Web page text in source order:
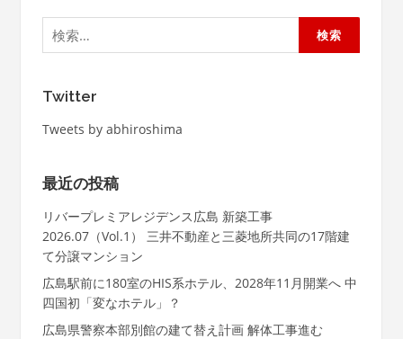
検
索:
Twitter
Tweets by abhiroshima
最近の投稿
リバープレミアレジデンス広島 新築工事
2026.07（Vol.1） 三井不動産と三菱地所共同の17階建
て分譲マンション
広島駅前に180室のHIS系ホテル、2028年11月開業へ 中
四国初「変なホテル」？
広島県警察本部別館の建て替え計画 解体工事進む